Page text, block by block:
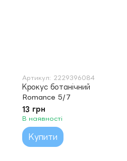
Артикул: 2229396084
Крокус ботанічний
Romance 5/7
13 грн
В наявності
Купити